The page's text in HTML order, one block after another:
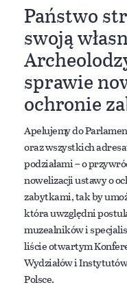
Państwo
swoją
sprawie
ochronie
Apelujemy do
oraz wszystkich
podziałami – o
nowelizacji ustawy o
zabytkami, tak by
która uwzględni
muzealników i
liście otwartym
Wydziałów i
Polsce.